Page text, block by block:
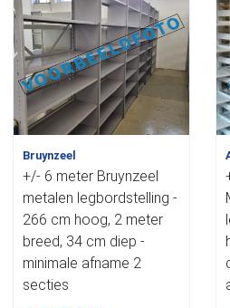
Bruynzeel
+/- 6 meter Bruynzeel
metalen legbordstelling -
266 cm hoog, 2 meter
breed, 34 cm diep -
minimale afname 2
secties